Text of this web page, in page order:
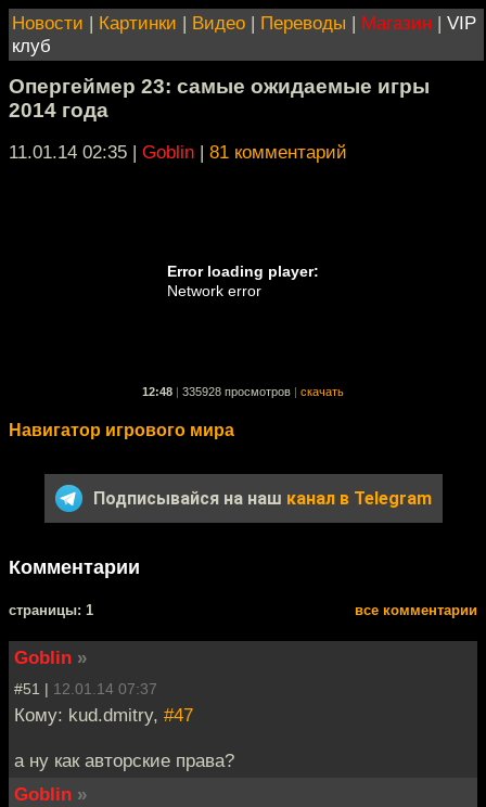
Новости | Картинки | Видео | Переводы | Магазин | VIP
клуб
Опергеймер 23: самые ожидаемые игры
2014 года
11.01.14 02:35 | Goblin | 81 комментарий
12:48 335928 просмотров скачать
Навигатор игрового мира
Подписывайся на наш канал в Telegram
Комментарии
cтраницы: 1 все комментарии
Goblin »
#51 | 12.01.14 07:37
Кому: kud.dmitry, #47
а ну как авторские права?
Goblin »